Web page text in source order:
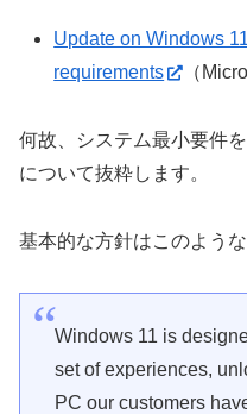
Update on Windows
requirements
（
何故、システム最小要件
について抜粋します。
基本的な方針はこのよう
Windows 11 is
set of experiences,
PC our customers